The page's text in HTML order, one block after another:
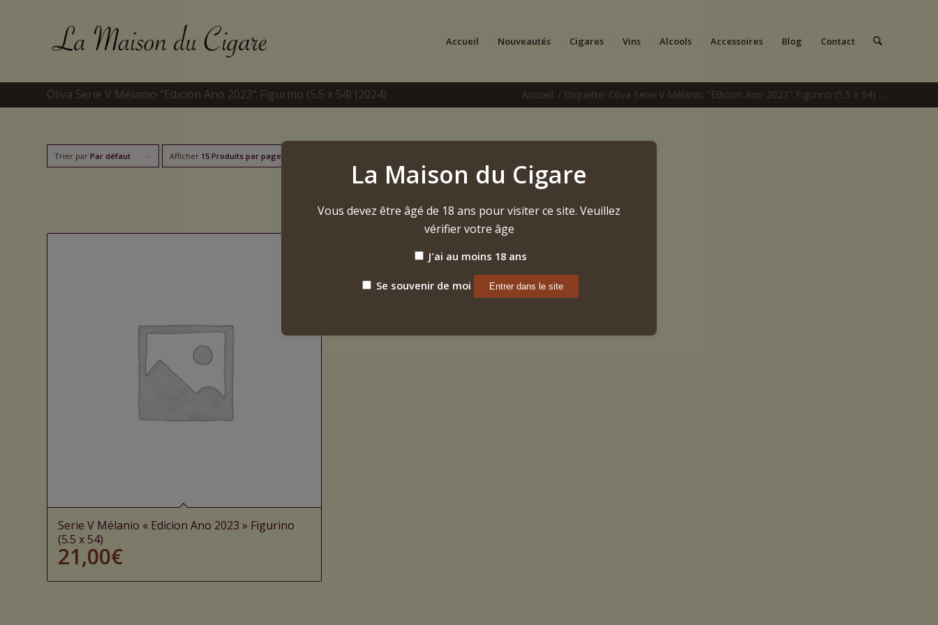
Accueil Nouveautés Cigares Vins Alcools Accessoires Blog Contact
Oliva Serie V Mélanio "Edicion Ano 2023" Figurino (5.5 x 54) (2024) Accueil / Etiquette: Oliva Serie V Mélanio "Edicion Ano 2023" Figurino (5.5 x 54) ...
Trier par Par défaut Afficher 15 Produits par page
Serie V Mélanio « Edicion Ano 2023 » Figurino
(5.5 x 54)
21,00€
La Maison du Cigare
Vous devez être âgé de 18 ans pour visiter ce site. Veuillez
vérifier votre âge
J'ai au moins 18 ans
Se souvenir de moi